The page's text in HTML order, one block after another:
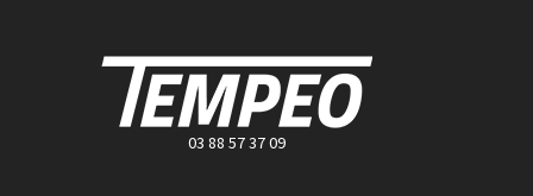
03 88 57 37 09